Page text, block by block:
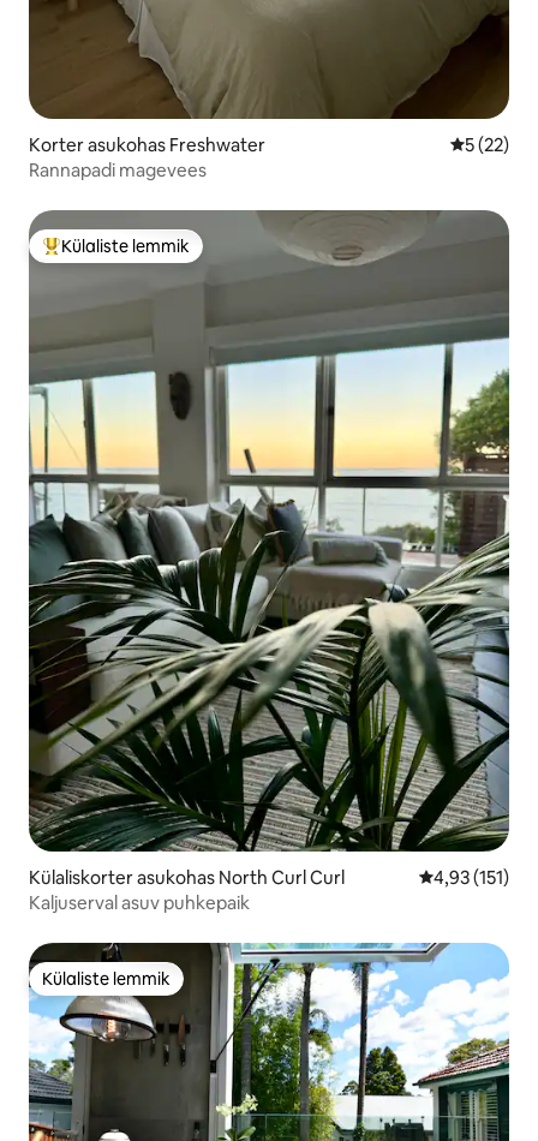
Korter asukohas Freshwater Keskmine
5 (22)
Rannapadi magevees
Külaliste suur lemmik
Külaliste lemmik
Külaliskorter asukohas North Curl Curl Keskmine
4,93 (151)
Kaljuserval asuv puhkepaik
Külaliste lemmik
Külaliste lemmik